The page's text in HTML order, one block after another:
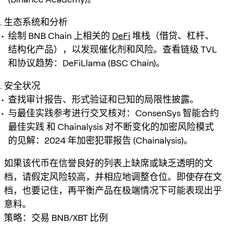
生态系统和分析
绘制 BNB Chain 上相关的 DeFi 堆栈（借贷、杠杆、
结构化产品），以发现催化剂和风险。查看链级 TVL
和协议趋势：DeFiLlama (BSC Chain)。
安全状况
查找审计报告、形式验证和已知的局限性披露。
与最佳实践参考进行交叉核对：ConsenSys 智能合约
最佳实践 和 Chainalysis 对不断变化的加密风险模式
的见解：2024 年加密犯罪报告 (Chainalysis)。
如果该代币在信誉良好的列表上缺席或缺乏透明的文
档，请假定风险较高，并相应地调整仓位。即使存在文
档，也要记住，再平衡产品在极端情况下可能表现出乎
意料。
策略：交易 BNB/XBT 比例